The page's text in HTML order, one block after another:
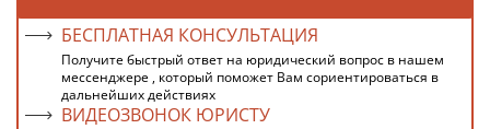
БЕСПЛАТНАЯ КОНСУЛЬТАЦИЯ
Получите быстрый ответ на юридический вопрос в нашем
мессенджере , который поможет Вам сориентироваться в
дальнейших действиях
ВИДЕОЗВОНОК ЮРИСТУ